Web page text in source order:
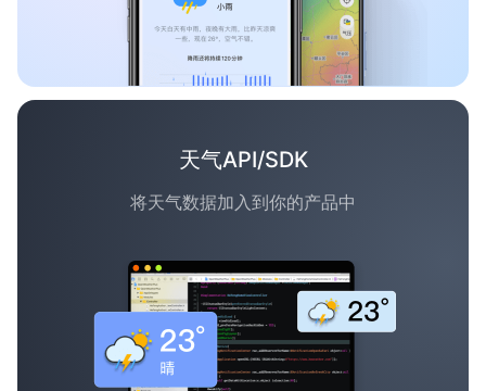
天气API/SDK
将天气数据加入到你的产品中